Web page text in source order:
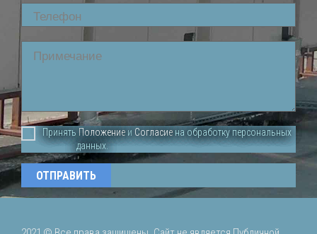
Phone
Comment
Принять Положение и Согласие на обработку персональных
данных.